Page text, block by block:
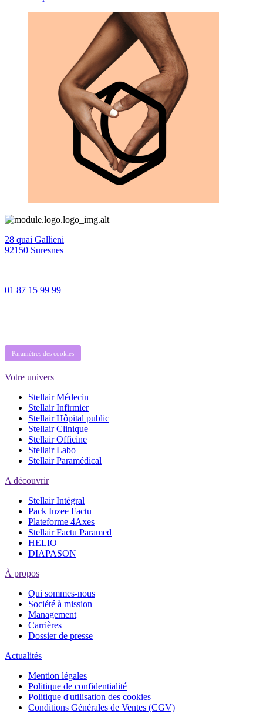
28 quai Gallieni
92150 Suresnes
01 87 15 99 99
Paramètres des cookies
Votre univers
Stellair Médecin
Stellair Infirmier
Stellair Hôpital public
Stellair Clinique
Stellair Officine
Stellair Labo
Stellair Paramédical
A découvrir
Stellair Intégral
Pack Inzee Factu
Plateforme 4Axes
Stellair Factu Paramed
HELIO
DIAPASON
À propos
Qui sommes-nous
Société à mission
Management
Carrières
Dossier de presse
Actualités
Mention légales
Politique de confidentialité
Politique d'utilisation des cookies
Conditions Générales de Ventes (CGV)